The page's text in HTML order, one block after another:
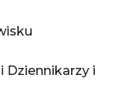
Dziennikarzy i